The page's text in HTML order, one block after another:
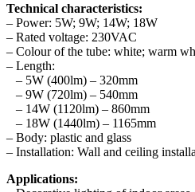
Technical characteristics:
– Power: 5W; 9W; 14W; 18W
– Rated voltage: 230VAC
– Colour of the tube: white; warm
– Length:
– 5W (400lm) – 320mm
– 9W (720lm) – 540mm
– 14W (1120lm) – 860mm
– 18W (1440lm) – 1165mm
– Body: plastic and glass
– Installation: Wall and ceiling
Applications: